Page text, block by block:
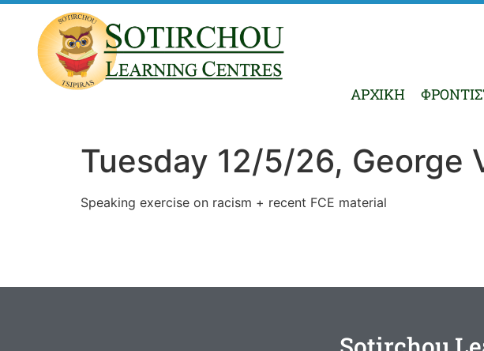
ΑΡΧΙΚΗ
Tuesday 12/5/26, George
Speaking exercise on racism + recent FCE material